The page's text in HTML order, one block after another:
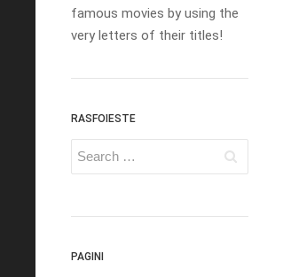
famous movies by using the
very letters of their titles!
RASFOIESTE
PAGINI